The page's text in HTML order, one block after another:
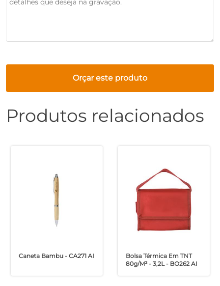
Orçar este produto
Produtos relacionados
Caneta Bambu - CA271 AI
Bolsa Térmica Em TNT
80g/m² - 3,2L - BO262 AI